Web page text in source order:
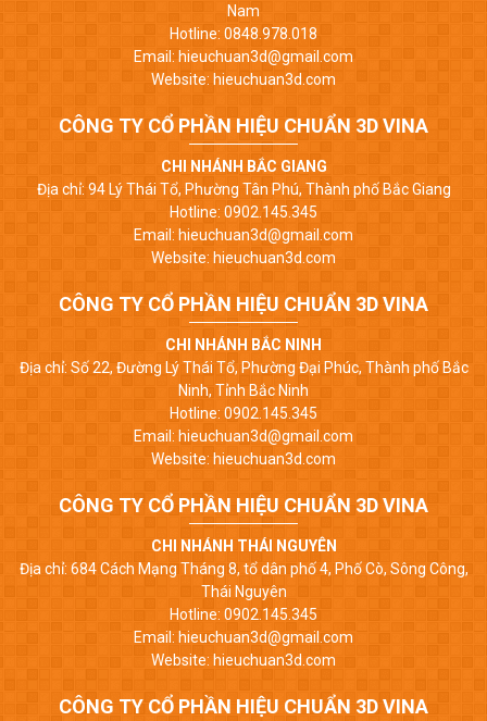
Nam
Hotline: 0848.978.018
Email: hieuchuan3d@gmail.com
Website: hieuchuan3d.com
CÔNG TY CỔ PHẦN HIỆU CHUẨN 3D VINA
CHI NHÁNH BẮC GIANG
Địa chỉ: 94 Lý Thái Tổ, Phường Tân Phú, Thành phố Bắc Giang
Hotline: 0902.145.345
Email: hieuchuan3d@gmail.com
Website: hieuchuan3d.com
CÔNG TY CỔ PHẦN HIỆU CHUẨN 3D VINA
CHI NHÁNH BẮC NINH
Địa chỉ: Số 22, Đường Lý Thái Tổ, Phường Đại Phúc, Thành phố Bắc
Ninh, Tỉnh Bắc Ninh
Hotline: 0902.145.345
Email: hieuchuan3d@gmail.com
Website: hieuchuan3d.com
CÔNG TY CỔ PHẦN HIỆU CHUẨN 3D VINA
CHI NHÁNH THÁI NGUYÊN
Địa chỉ: 684 Cách Mạng Tháng 8, tổ dân phố 4, Phố Cò, Sông Công,
Thái Nguyên
Hotline: 0902.145.345
Email: hieuchuan3d@gmail.com
Website: hieuchuan3d.com
CÔNG TY CỔ PHẦN HIỆU CHUẨN 3D VINA